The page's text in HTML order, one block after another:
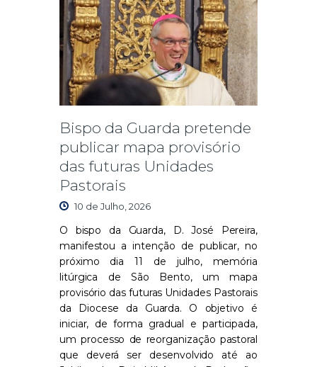
Bispo da Guarda pretende
publicar mapa provisório
das futuras Unidades
Pastorais
10 de Julho, 2026
O bispo da Guarda, D. José Pereira,
manifestou a intenção de publicar, no
próximo dia 11 de julho, memória
litúrgica de São Bento, um mapa
provisório das futuras Unidades Pastorais
da Diocese da Guarda. O objetivo é
iniciar, de forma gradual e participada,
um processo de reorganização pastoral
que deverá ser desenvolvido até ao